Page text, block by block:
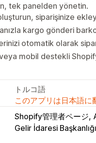
tek panelden yönetin.
siparişinize
kargo gönderi
otomatik olarak
mobil destekli
トルコ語
このアプリは日本語に
Shopify管理者ページ
Gelir İdaresi Başkanlığı